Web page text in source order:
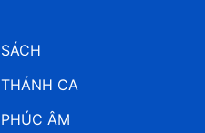
SÁCH
THÁNH CA
PHÚC ÂM